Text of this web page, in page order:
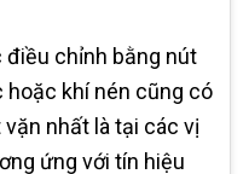
chỉnh bằng nút
hoặc khí nén cũng có
nhất là tại các vị
ứng với tín hiệu